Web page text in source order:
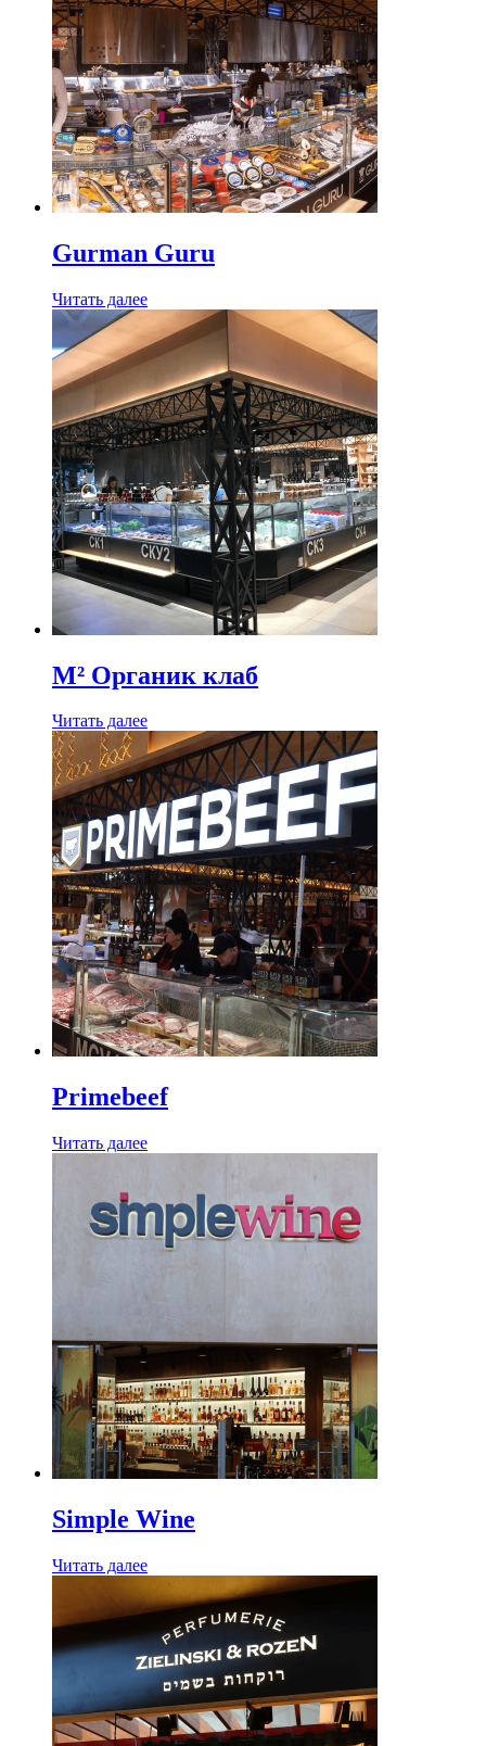
Gurman Guru
Читать далее
M² Органик клаб
Читать далее
Primebeef
Читать далее
Simple Wine
Читать далее